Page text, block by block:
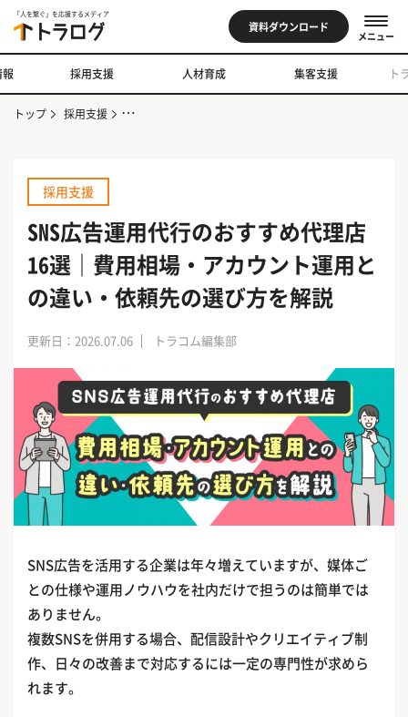
「人を繋ぐ」を応援するメディア
資料ダウンロード
メニュー
採用支援 人材育成 集客支援 ト
トップ 採用支援 SNS広告運用代行のおすすめ代理店16選｜費用相場・ア
採用支援
SNS広告運用代行のおすすめ代理店
16選｜費用相場・アカウント運用と
の違い・依頼先の選び方を解説
更新日：2026.07.06 トラコム編集部
SNS広告を活用する企業は年々増えていますが、媒体ご
との仕様や運用ノウハウを社内だけで担うのは簡単では
ありません。
複数SNSを併用する場合、配信設計やクリエイティブ制
作、日々の改善まで対応するには一定の専門性が求めら
れます。